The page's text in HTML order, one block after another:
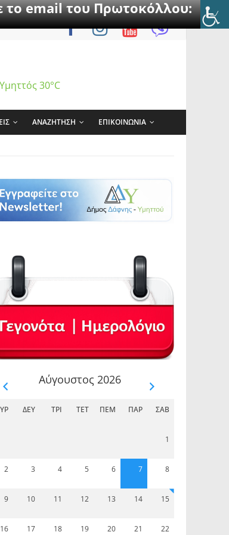
το email του Πρωτοκόλλου:
Υμηττός 30°C
ΑΝΑΖΗΤΗΣΗ ΕΠΙΚΟΙΝΩΝΙΑ
Αύγουστος 2026
ΔΕΥ ΤΡΊ ΤΕΤ ΠΈΜ ΠΑΡ ΣΆΒ
1
2 3 4 5 6 7 8
9 10 11 12 13 14 15
16 17 18 19 20 21 22